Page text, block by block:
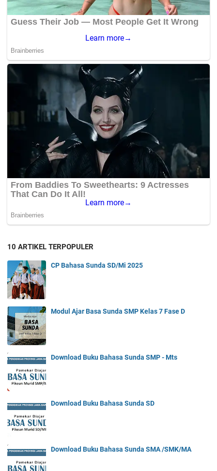
10 ARTIKEL TERPOPULER
CP Bahasa Sunda SD/Mi 2025
Modul Ajar Basa Sunda SMP Kelas 7 Fase D
Download Buku Bahasa Sunda SMP - Mts
Download Buku Bahasa Sunda SD
Download Buku Bahasa Sunda SMA /SMK/MA